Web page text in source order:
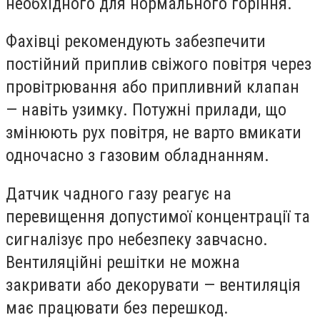
Фахівці рекомендують забезпечити
постійний приплив свіжого повітря через
провітрювання або припливний клапан
— навіть узимку. Потужні прилади, що
змінюють рух повітря, не варто вмикати
одночасно з газовим обладнанням.
Датчик чадного газу реагує на
перевищення допустимої концентрації та
сигналізує про небезпеку завчасно.
Вентиляційні решітки не можна
закривати або декорувати — вентиляція
має працювати без перешкод.